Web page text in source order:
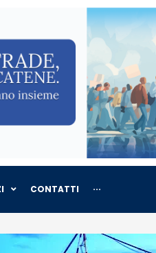
CONTATTI ···